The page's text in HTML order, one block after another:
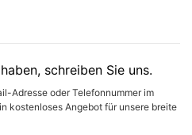
schreiben Sie uns.
Adresse oder Telefonnummer im
kostenloses Angebot für unsere breite